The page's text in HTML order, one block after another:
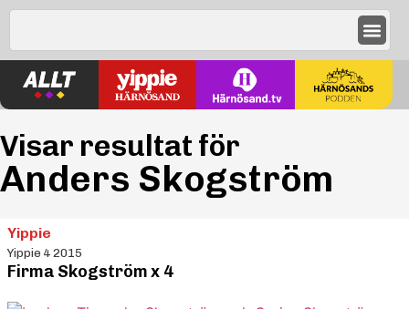
Visar resultat för
Anders Skogström
Yippie
Yippie 4 2015
Firma Skogström x 4